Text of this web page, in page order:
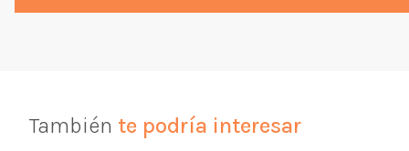
También te podría interesar